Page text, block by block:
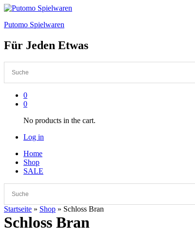
Putomo Spielwaren
Für Jeden Etwas
0
0
No products in the cart.
Log in
Home
Shop
SALE
Startseite » Shop » Schloss Bran
Schloss Bran